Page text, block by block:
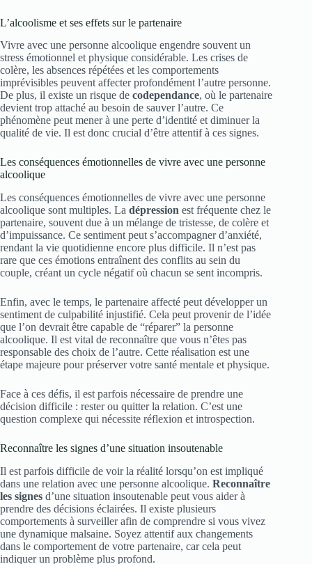
L’alcoolisme et ses effets sur le partenaire
Vivre avec une personne alcoolique engendre souvent un
stress émotionnel et physique considérable. Les crises de
colère, les absences répétées et les comportements
imprévisibles peuvent affecter profondément l’autre personne.
De plus, il existe un risque de codependance, où le partenaire
devient trop attaché au besoin de sauver l’autre. Ce
phénomène peut mener à une perte d’identité et diminuer la
qualité de vie. Il est donc crucial d’être attentif à ces signes.
Les conséquences émotionnelles de vivre avec une personne
alcoolique
Les conséquences émotionnelles de vivre avec une personne
alcoolique sont multiples. La dépression est fréquente chez le
partenaire, souvent due à un mélange de tristesse, de colère et
d’impuissance. Ce sentiment peut s’accompagner d’anxiété,
rendant la vie quotidienne encore plus difficile. Il n’est pas
rare que ces émotions entraînent des conflits au sein du
couple, créant un cycle négatif où chacun se sent incompris.
Enfin, avec le temps, le partenaire affecté peut développer un
sentiment de culpabilité injustifié. Cela peut provenir de l’idée
que l’on devrait être capable de “réparer” la personne
alcoolique. Il est vital de reconnaître que vous n’êtes pas
responsable des choix de l’autre. Cette réalisation est une
étape majeure pour préserver votre santé mentale et physique.
Face à ces défis, il est parfois nécessaire de prendre une
décision difficile : rester ou quitter la relation. C’est une
question complexe qui nécessite réflexion et introspection.
Reconnaître les signes d’une situation insoutenable
Il est parfois difficile de voir la réalité lorsqu’on est impliqué
dans une relation avec une personne alcoolique. Reconnaître
les signes d’une situation insoutenable peut vous aider à
prendre des décisions éclairées. Il existe plusieurs
comportements à surveiller afin de comprendre si vous vivez
une dynamique malsaine. Soyez attentif aux changements
dans le comportement de votre partenaire, car cela peut
indiquer un problème plus profond.